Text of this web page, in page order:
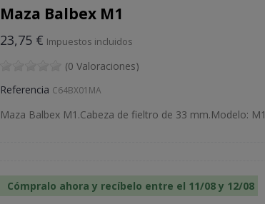
Maza Balbex M1
23,75 € Impuestos incluidos
(0 Valoraciones)
Referencia C64BX01MA
Maza Balbex M1.Cabeza de fieltro de 33 mm.Modelo: M1
Cómpralo ahora y recíbelo entre el 11/08 y 12/08